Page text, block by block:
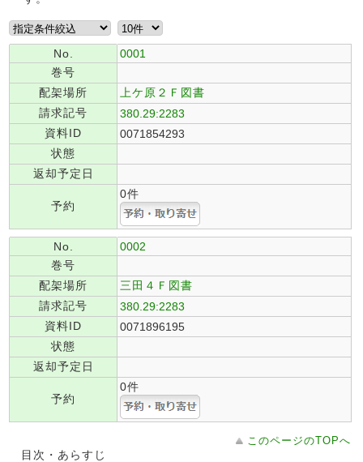
No.
0001
巻号
配架場所
上ケ原２Ｆ図書
請求記号
380.29:2283
資料ID
0071854293
状態
返却予定日
予約
0件
No.
0002
巻号
配架場所
三田４Ｆ図書
請求記号
380.29:2283
資料ID
0071896195
状態
返却予定日
予約
0件
このページのTOPへ
目次・あらすじ